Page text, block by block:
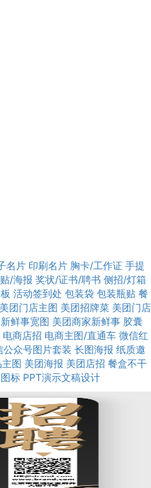
名片 印刷名片 胸卡/工作证 手提
/海报 奖状/证书/聘书 侧招/灯箱
活动签到处 包装袋 包装瓶贴 餐
美团门店主图 美团招牌菜 美团门店
鲜事宽图 美团商家新鲜事 胶囊
电商店招 电商主图/直通车 微信红
公众号图片套装 长图海报 纸质邀
图 美团海报 美团店招 餐盒不干
标 PPT演示文稿设计